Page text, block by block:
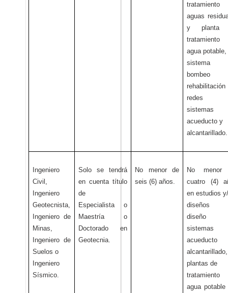
tratamiento
aguas
y planta
tratamiento
agua potable,
sistema
redes
sistemas
acueducto y
alcantarillado.
Ingeniero
Civil,
Ingeniero
Geotecnista,
Ingeniero de
Minas,
Ingeniero de
Suelos o
Ingeniero
Sísmico.
Solo se tendrá
en cuenta título
de
Especialista o
Maestría o
Doctorado en
Geotecnia.
No menor de
seis (6) años.
No menor
cuatro (4)
en estudios
diseños
diseño
sistemas
acueducto
alcantarillado,
plantas de
tratamiento
agua potable